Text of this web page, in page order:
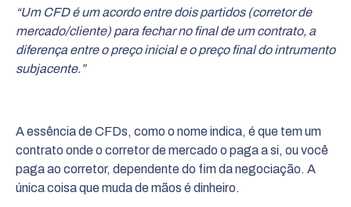
“Um CFD é um acordo entre dois partidos (corretor de
mercado/cliente) para fechar no final de um contrato, a
diferença entre o preço inicial e o preço final do intrumento
subjacente.”
A essência de CFDs, como o nome indica, é que tem um
contrato onde o corretor de mercado o paga a si, ou você
paga ao corretor, dependente do fim da negociação. A
única coisa que muda de mãos é dinheiro.